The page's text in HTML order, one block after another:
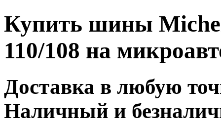
Купить шины
110/108 на
Доставка в любую
Наличный и